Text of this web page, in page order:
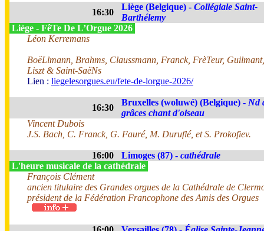
16:30
Liège (Belgique) - Collégiale Saint-
Barthélemy
Liège - FêTe De L’Orgue 2026
Léon Kerremans
BoëLlmann, Brahms, Claussmann, Franck, FrèTeur,
Liszt & Saint-SaëNs
Lien : liegelesorgues.eu/fete-de-lorgue-2026/
16:30
Bruxelles (woluwé) (Belgique) - Nd
grâces chant d'oiseau
Vincent Dubois
J.S. Bach, C. Franck, G. Fauré, M. Duruflé, et S. Prokofiev.
16:00 Limoges (87) - cathédrale
L'heure musicale de la cathédrale
François Clément
ancien titulaire des Grandes orgues de la Cathédrale de
président de la Fédération Francophone des Amis des Orgues